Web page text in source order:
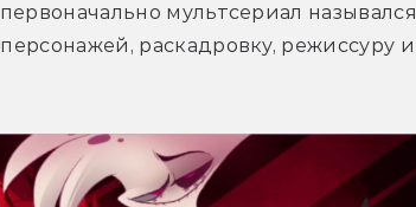
мультсериал назывался
раскадровку, режиссуру и